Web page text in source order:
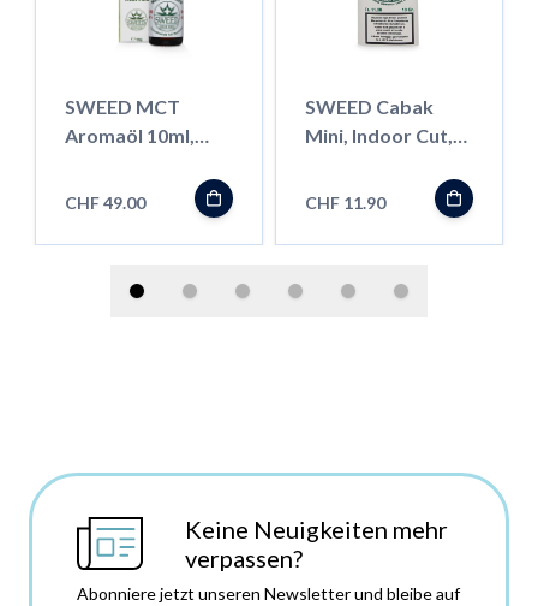
SWEED MCT
Aromaöl 10ml,
Rosmarinextrakt
CHF 49.00
SWEED Cabak
Mini, Indoor Cut,
CHF 11.90
Keine Neuigkeiten mehr
verpassen?
Abonniere jetzt unseren Newsletter und bleibe auf